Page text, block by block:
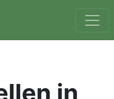
in